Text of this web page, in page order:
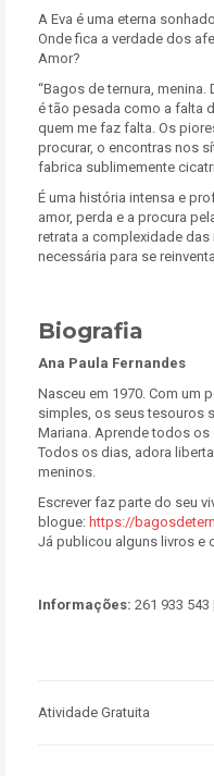
A Eva é uma eterna
Onde fica a verdade dos
Amor?
“Bagos de ternura,
é tão pesada como a falta
quem me faz falta. Os
procurar, o encontras nos
fabrica sublimemente
É uma história intensa e
amor, perda e a procura
retrata a complexidade
necessária para se
Biografia
Ana Paula Fernandes
Nasceu em 1970. Com um
simples, os seus tesouros
Mariana. Aprende todos
Todos os dias, adora
meninos.
Escrever faz parte do seu
blogue: https://
Já publicou alguns livros e
Informações: 261 933 543 |
Atividade Gratuita